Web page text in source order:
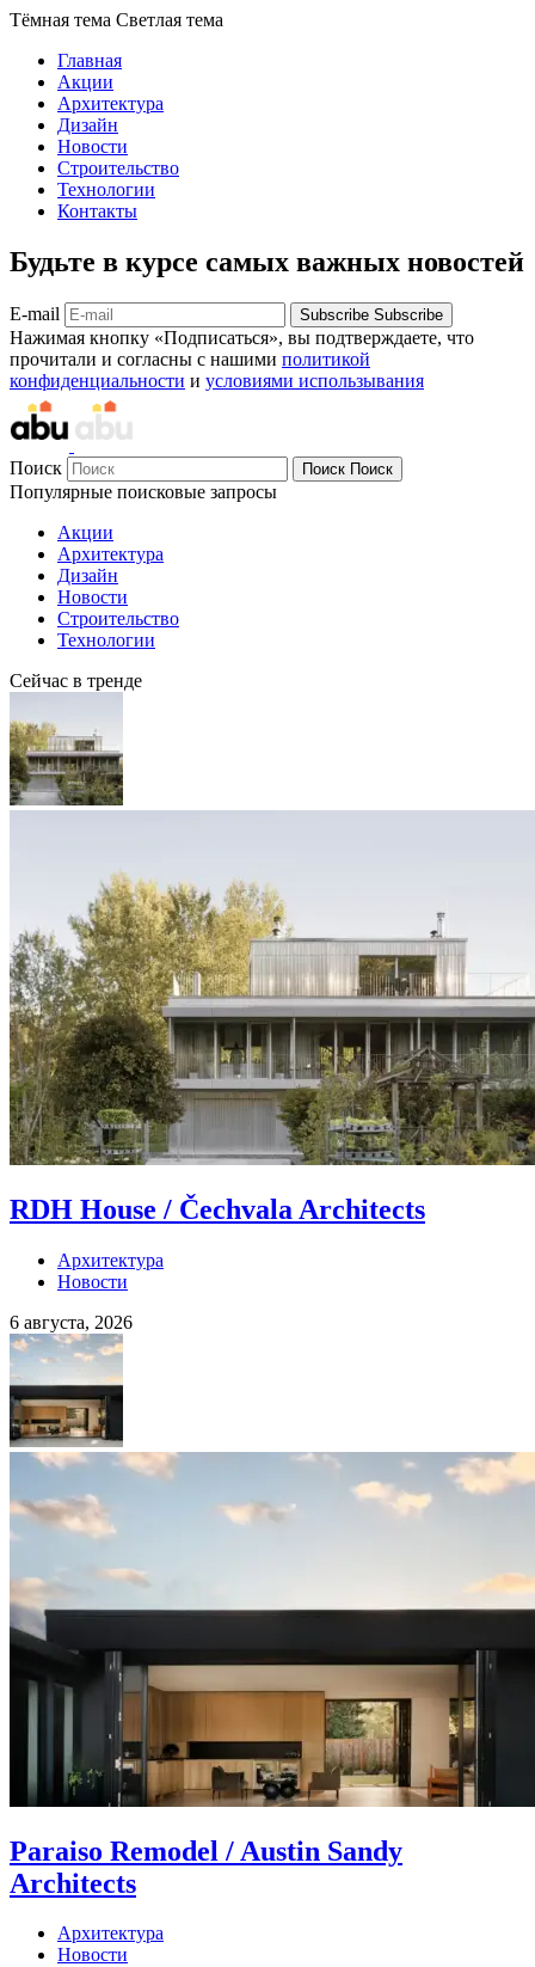
Тёмная тема Светлая тема
Главная
Акции
Архитектура
Дизайн
Новости
Строительство
Технологии
Контакты
Будьте в курсе самых важных новостей
E-mail Subscribe Subscribe
Нажимая кнопку «Подписаться», вы подтверждаете, что
прочитали и согласны с нашими политикой
конфиденциальности и условиями использывания
Поиск Поиск Поиск
Популярные поисковые запросы
Акции
Архитектура
Дизайн
Новости
Строительство
Технологии
Сейчас в тренде
RDH House / Čechvala Architects
Архитектура
Новости
6 августа, 2026
Paraiso Remodel / Austin Sandy
Architects
Архитектура
Новости